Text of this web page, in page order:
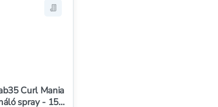
- 250 ml
Kallos Lab 35 hajerősítő sampon - 500 ml
Curl Mania
spray - 150
Mentés a bevásárló listára, Kallos Lab35 Curl